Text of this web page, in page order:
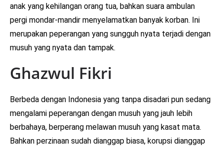
anak yang kehilangan orang tua, bahkan suara ambulan
pergi mondar-mandir menyelamatkan banyak korban. Ini
merupakan peperangan yang sungguh nyata terjadi dengan
musuh yang nyata dan tampak.
Ghazwul Fikri
Berbeda dengan Indonesia yang tanpa disadari pun sedang
mengalami peperangan dengan musuh yang jauh lebih
berbahaya, berperang melawan musuh yang kasat mata.
Bahkan perzinaan sudah dianggap biasa, korupsi dianggap